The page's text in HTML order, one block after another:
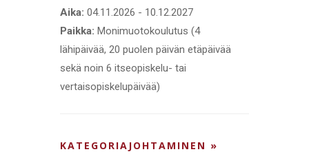
Aika: 04.11.2026 - 10.12.2027
Paikka: Monimuotokoulutus (4
lähipäivää, 20 puolen päivän etäpäivää
sekä noin 6 itseopiskelu- tai
vertaisopiskelupäivää)
KATEGORIAJOHTAMINEN »